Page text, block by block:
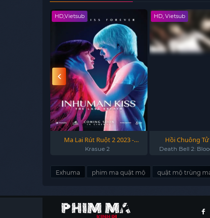
HD,Vietsub
Ma Lai Rút Ruột 2 2023 -
Inhuman Kiss 2 2023
Krasue 2
HD, Vietsub
Hồi Chuông Tử
Trường Học Đẫm
Death Bell 2:
Exhuma phim ma quật mộ quật mộ trùng